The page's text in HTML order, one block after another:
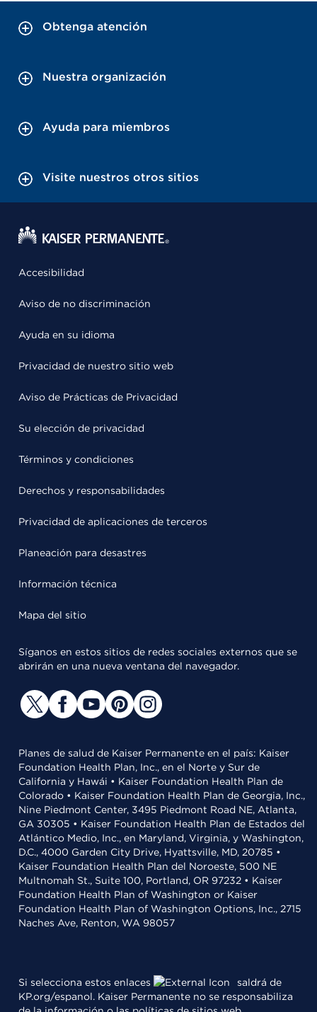
Obtenga atención
Nuestra organización
Ayuda para miembros
Visite nuestros otros sitios
Accesibilidad
Aviso de no discriminación
Ayuda en su idioma
Privacidad de nuestro sitio web
Aviso de Prácticas de Privacidad
Su elección de privacidad
Términos y condiciones
Derechos y responsabilidades
Privacidad de aplicaciones de terceros
Planeación para desastres
Información técnica
Mapa del sitio
Síganos en estos sitios de redes sociales externos que se
abrirán en una nueva ventana del navegador.
Planes de salud de Kaiser Permanente en el país: Kaiser
Foundation Health Plan, Inc., en el Norte y Sur de
California y Hawái • Kaiser Foundation Health Plan de
Colorado • Kaiser Foundation Health Plan de Georgia, Inc.,
Nine Piedmont Center, 3495 Piedmont Road NE, Atlanta,
GA 30305 • Kaiser Foundation Health Plan de Estados del
Atlántico Medio, Inc., en Maryland, Virginia, y Washington,
D.C., 4000 Garden City Drive, Hyattsville, MD, 20785 •
Kaiser Foundation Health Plan del Noroeste, 500 NE
Multnomah St., Suite 100, Portland, OR 97232 • Kaiser
Foundation Health Plan of Washington or Kaiser
Foundation Health Plan of Washington Options, Inc., 2715
Naches Ave, Renton, WA 98057
Si selecciona estos enlaces
saldrá de
KP.org/espanol. Kaiser Permanente no se responsabiliza